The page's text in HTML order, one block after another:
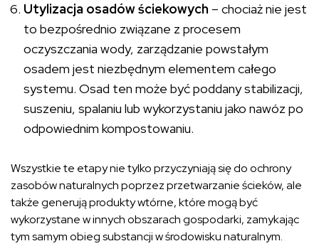
Utylizacja osadów ściekowych – chociaż nie jest
to bezpośrednio związane z procesem
oczyszczania wody, zarządzanie powstałym
osadem jest niezbędnym elementem całego
systemu. Osad ten może być poddany stabilizacji,
suszeniu, spalaniu lub wykorzystaniu jako nawóz po
odpowiednim kompostowaniu.
Wszystkie te etapy nie tylko przyczyniają się do ochrony
zasobów naturalnych poprzez przetwarzanie ścieków, ale
także generują produkty wtórne, które mogą być
wykorzystane w innych obszarach gospodarki, zamykając
tym samym obieg substancji w środowisku naturalnym.